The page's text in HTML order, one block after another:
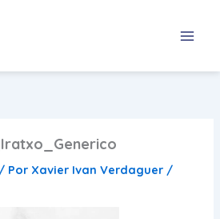
/ Por Xavier Ivan Verdaguer /